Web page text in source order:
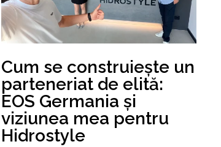
Cum se construiește un
parteneriat de elită:
EOS Germania și
viziunea mea pentru
Hidrostyle